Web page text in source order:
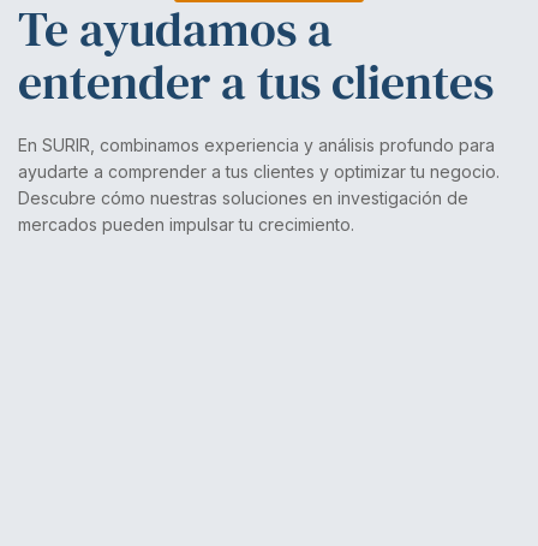
Te ayudamos a
entender a tus clientes
En SURIR, combinamos experiencia y análisis profundo para
ayudarte a comprender a tus clientes y optimizar tu negocio.
Descubre cómo nuestras soluciones en investigación de
mercados pueden impulsar tu crecimiento.